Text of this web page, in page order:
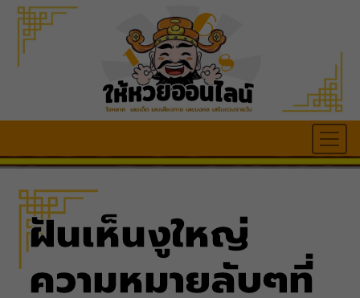
ฝันเห็นงูใหญ่
ความหมายลับๆที่